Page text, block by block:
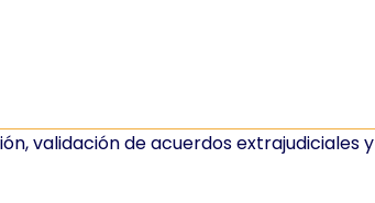
validación de acuerdos extrajudiciales y